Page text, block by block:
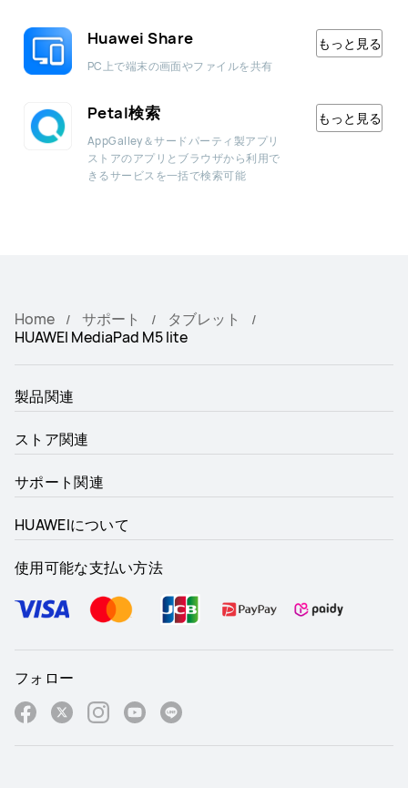
Huawei Share
PC上で端末の画面やファイルを共有
もっと見る
Petal検索
AppGalley＆サードパーティ製アプリ
ストアのアプリとブラウザから利用で
きるサービスを一括で検索可能
もっと見る
Home サポート
タブレット
HUAWEI MediaPad M5 lite
製品関連
ストア関連
サポート関連
HUAWEIについて
使用可能な支払い方法
フォロー